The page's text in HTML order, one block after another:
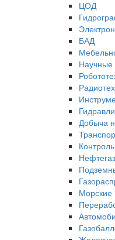
ЦОД
БАД
Научные
Добыча
Морские